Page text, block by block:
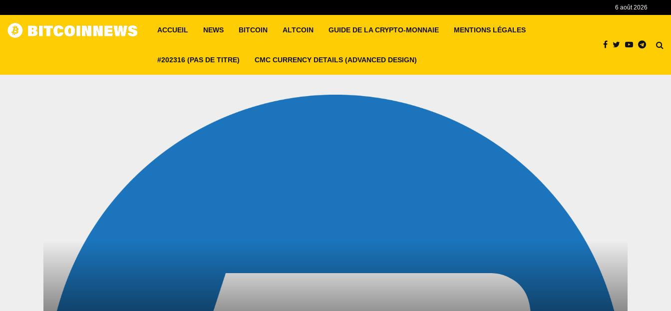
6 août 2026
ACCUEIL NEWS BITCOIN ALTCOIN GUIDE DE LA CRYPTO-MONNAIE MENTIONS LÉGALES
#202316 (PAS DE TITRE) CMC CURRENCY DETAILS (ADVANCED DESIGN)